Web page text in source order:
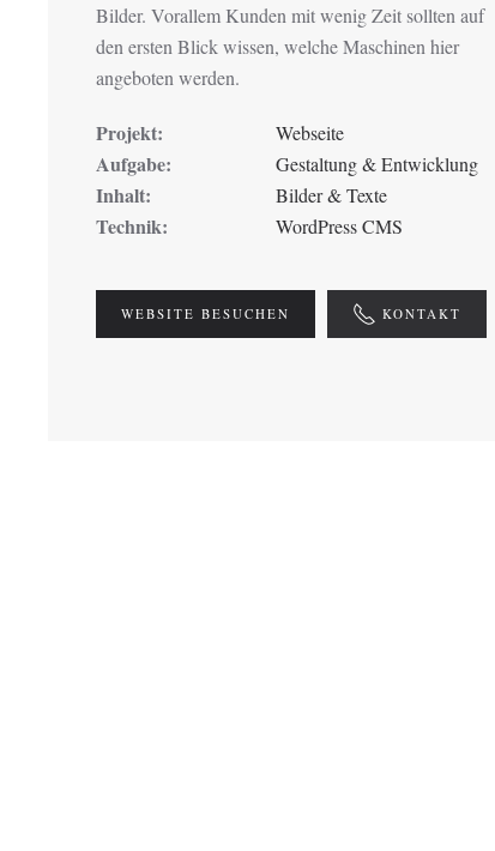
Bilder. Vorallem Kunden mit wenig Zeit sollten auf
den ersten Blick wissen, welche Maschinen hier
angeboten werden.
Projekt: Webseite
Aufgabe: Gestaltung & Entwicklung
Inhalt: Bilder & Texte
Technik: WordPress CMS
WEBSITE BESUCHEN KONTAKT